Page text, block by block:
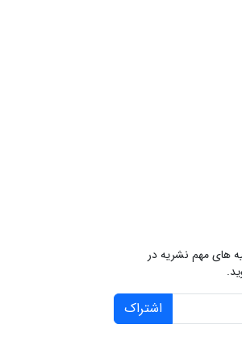
های مهم نشریه در
اشتراک